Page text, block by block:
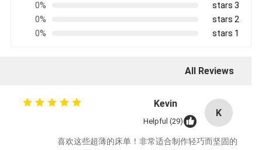
3 stars
0%
2 stars
0%
1 stars
0%
All Reviews
K
Kevin
Helpful (29)
喜欢这些超薄的床单！非常适合制作轻巧而坚固的